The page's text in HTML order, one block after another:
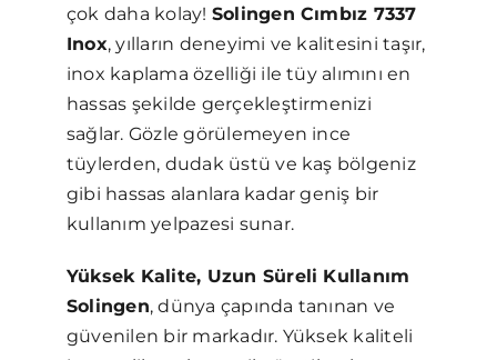
çok daha kolay! Solingen Cımbız 7337
Inox, yılların deneyimi ve kalitesini taşır,
inox kaplama özelliği ile tüy alımını en
hassas şekilde gerçekleştirmenizi
sağlar. Gözle görülemeyen ince
tüylerden, dudak üstü ve kaş bölgeniz
gibi hassas alanlara kadar geniş bir
kullanım yelpazesi sunar.
Yüksek Kalite, Uzun Süreli Kullanım
Solingen, dünya çapında tanınan ve
güvenilen bir markadır. Yüksek kaliteli